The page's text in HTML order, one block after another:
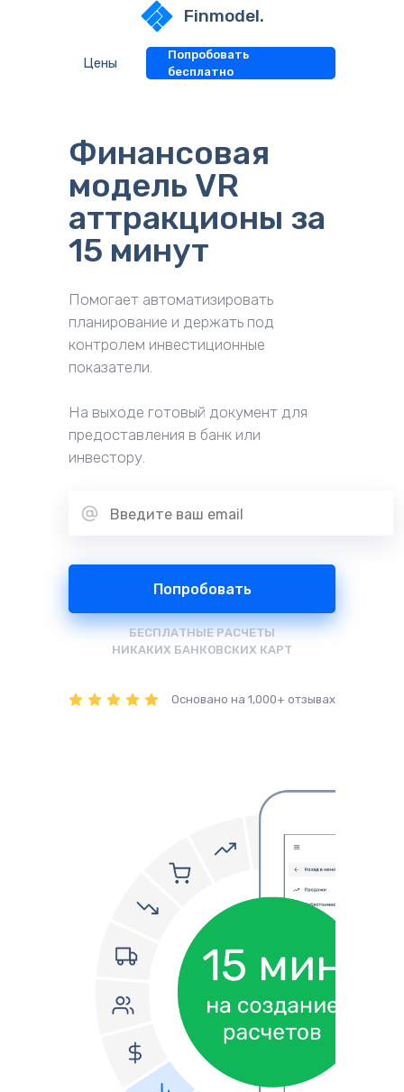
Finmodel.
Цены
Попробовать
бесплатно
Финансовая
модель VR
аттракционы за
15 минут
Помогает автоматизировать
планирование и держать под
контролем инвестиционные
показатели.
На выходе готовый документ для
предоставления в банк или
инвестору.
Попробовать
БЕСПЛАТНЫЕ РАСЧЕТЫ
НИКАКИХ БАНКОВСКИХ КАРТ
Основано на 1,000+ отзывах